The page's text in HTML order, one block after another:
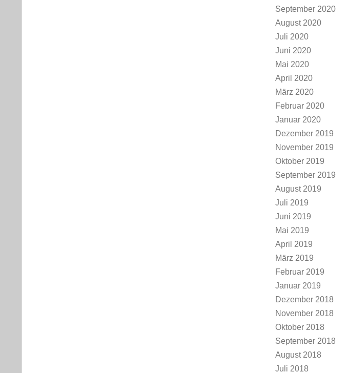
September 2020
August 2020
Juli 2020
Juni 2020
Mai 2020
April 2020
März 2020
Februar 2020
Januar 2020
Dezember 2019
November 2019
Oktober 2019
September 2019
August 2019
Juli 2019
Juni 2019
Mai 2019
April 2019
März 2019
Februar 2019
Januar 2019
Dezember 2018
November 2018
Oktober 2018
September 2018
August 2018
Juli 2018